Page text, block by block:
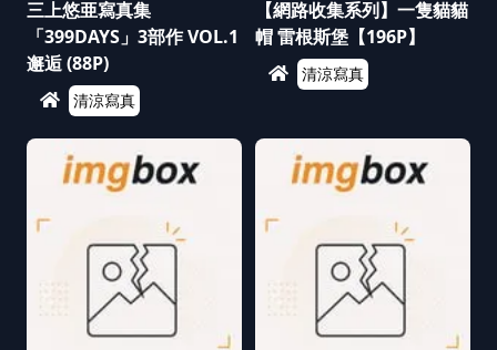
三上悠亜寫真集
「399DAYS」3部作 VOL.1
邂逅 (88P)
清涼寫真
【網路收集系列】一隻貓貓
帽 雷根斯堡【196P】
清涼寫真